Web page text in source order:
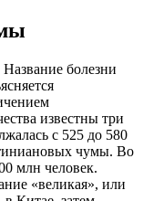
Название болезни
известны три
с 525 до 580
чумы. Во
млн человек.
«великая», или